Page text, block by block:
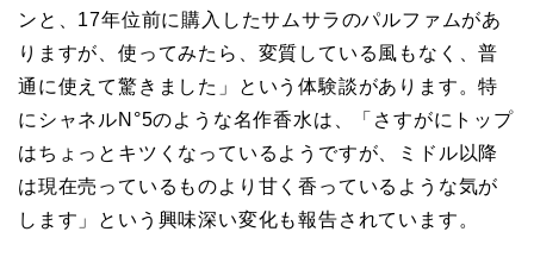
ンと、17年位前に購入したサムサラのパルファムがあ
りますが、使ってみたら、変質している風もなく、普
通に使えて驚きました」という体験談があります。特
にシャネルN°5のような名作香水は、「さすがにトップ
はちょっとキツくなっているようですが、ミドル以降
は現在売っているものより甘く香っているような気が
します」という興味深い変化も報告されています。